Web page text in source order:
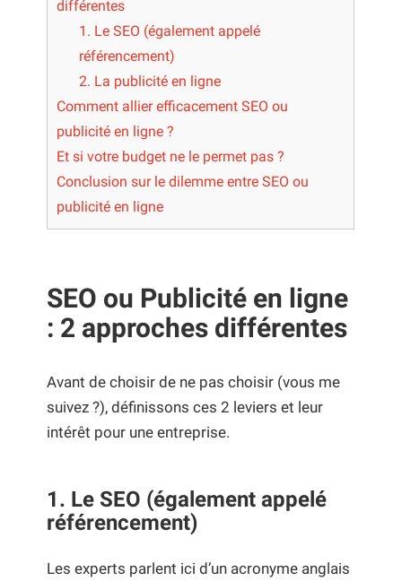
différentes
1. Le SEO (également appelé
référencement)
2. La publicité en ligne
Comment allier efficacement SEO ou
publicité en ligne ?
Et si votre budget ne le permet pas ?
Conclusion sur le dilemme entre SEO ou
publicité en ligne
SEO ou Publicité en ligne
: 2 approches différentes
Avant de choisir de ne pas choisir (vous me
suivez ?), définissons ces 2 leviers et leur
intérêt pour une entreprise.
1. Le SEO (également appelé
référencement)
Les experts parlent ici d’un acronyme anglais